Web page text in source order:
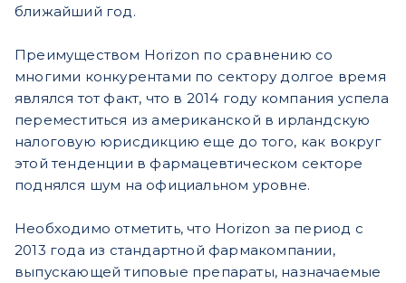
ближайший год.
Преимуществом Horizon по сравнению со
многими конкурентами по сектору долгое время
являлся тот факт, что в 2014 году компания успела
переместиться из американской в ирландскую
налоговую юрисдикцию еще до того, как вокруг
этой тенденции в фармацевтическом секторе
поднялся шум на официальном уровне.
Необходимо отметить, что Horizon за период с
2013 года из стандартной фармакомпании,
выпускающей типовые препараты, назначаемые